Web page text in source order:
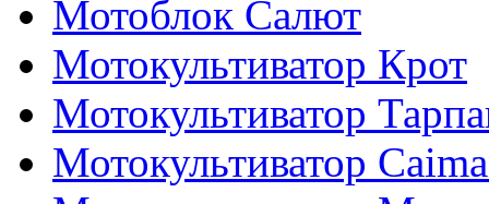
Мотоблок Салют
Мотокультиватор Крот
Мотокультиватор
Мотокультиватор